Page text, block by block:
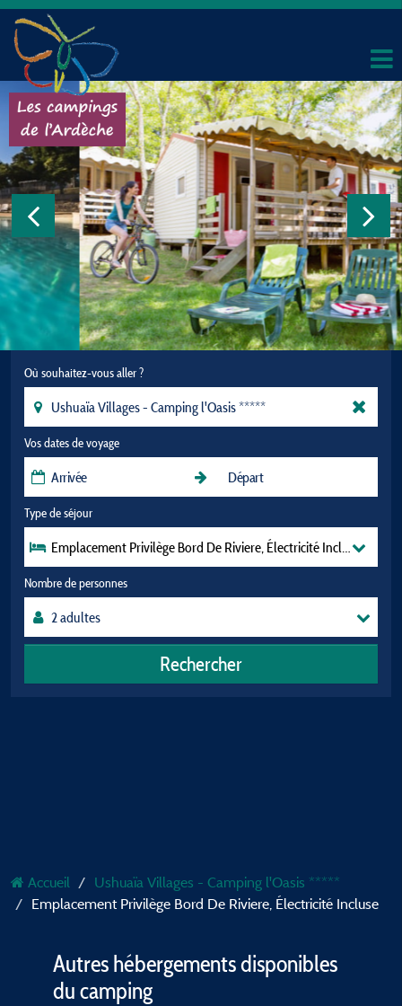
Où souhaitez-vous aller ?
Vos dates de voyage
Type de séjour
Emplacement Privilège Bord De Riviere, Électricité Incluse
Nombre de personnes
Rechercher
Accueil
Ushuaïa Villages - Camping l'Oasis *****
Emplacement Privilège Bord De Riviere, Électricité Incluse
Autres hébergements disponibles
du camping